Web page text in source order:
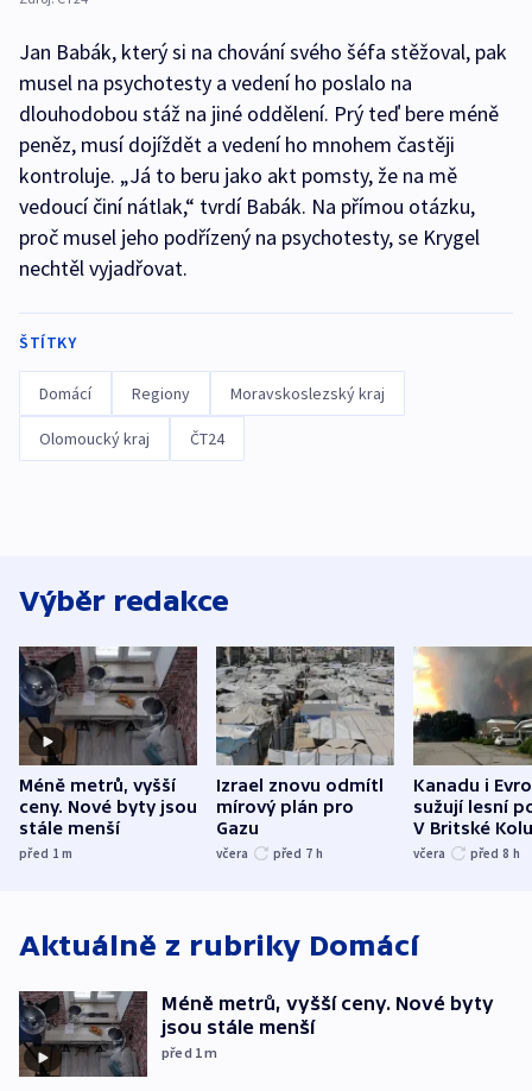
Jan Babák, který si na chování svého šéfa stěžoval, pak
musel na psychotesty a vedení ho poslalo na
dlouhodobou stáž na jiné oddělení. Prý teď bere méně
peněz, musí dojíždět a vedení ho mnohem častěji
kontroluje. „Já to beru jako akt pomsty, že na mě
vedoucí činí nátlak,“ tvrdí Babák. Na přímou otázku,
proč musel jeho podřízený na psychotesty, se Krygel
nechtěl vyjadřovat.
ŠTÍTKY
Domácí Regiony Moravskoslezský kraj
Olomoucký kraj ČT24
Výběr redakce
Méně metrů, vyšší
ceny. Nové byty jsou
stále menší
před 1m
Izrael znovu odmítl
mírový plán pro
Gazu
včera před 7 h
Kanadu i
sužují lesní
V Britské
evakuovali
včera před 8 h
Aktuálně z rubriky Domácí
Méně metrů, vyšší ceny. Nové byty
jsou stále menší
před 1m